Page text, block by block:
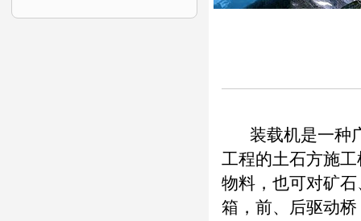
装载机是一种广
工程的土石方施
物料，也可对矿
箱，前、后驱动